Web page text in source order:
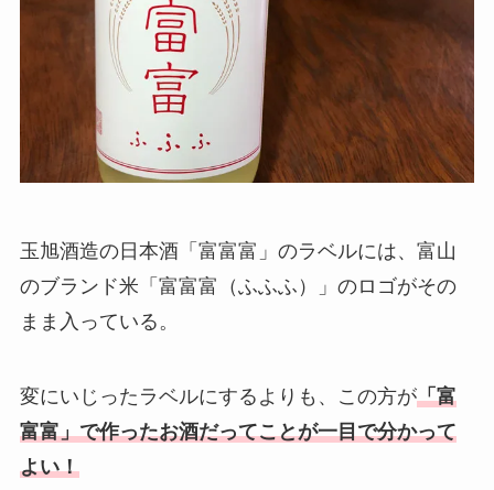
玉旭酒造の日本酒「富富富」のラベルには、富山
のブランド米「富富富（ふふふ）」のロゴがその
まま入っている。
変にいじったラベルにするよりも、この方が「富
富富」で作ったお酒だってことが一目で分かって
よい！